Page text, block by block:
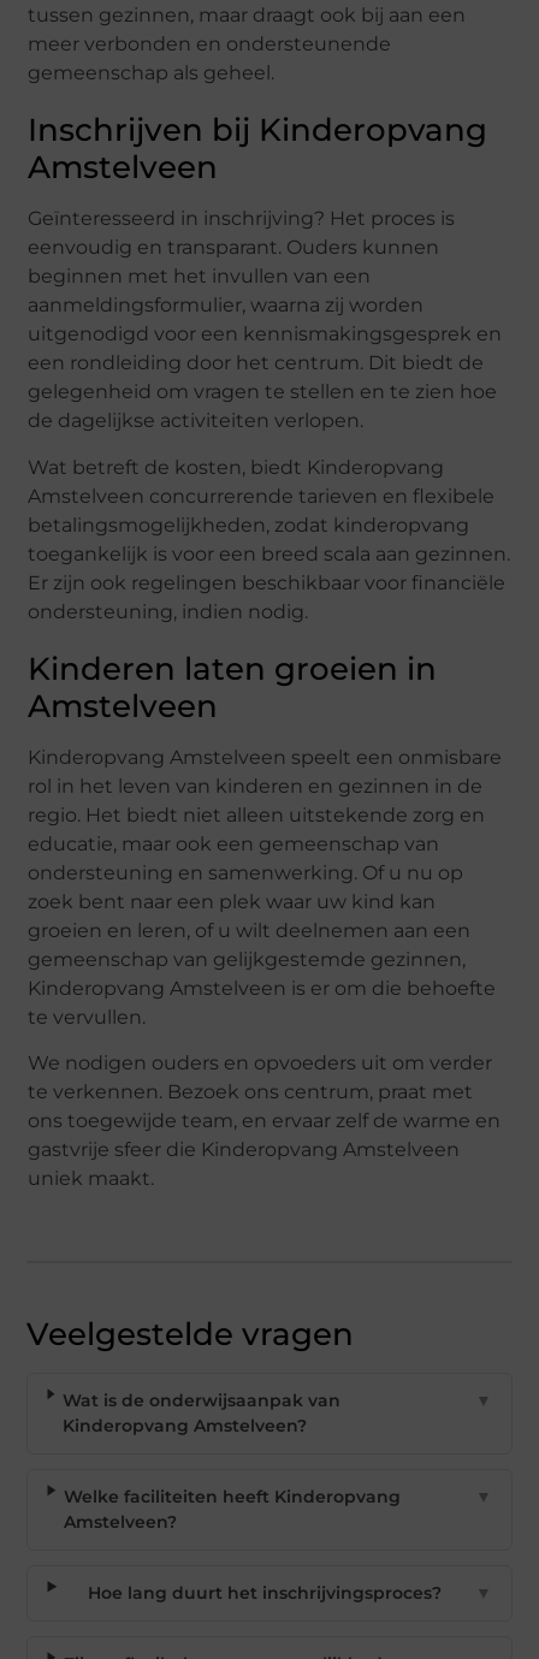
tussen gezinnen, maar draagt ook bij aan een
meer verbonden en ondersteunende
gemeenschap als geheel.
Inschrijven bij Kinderopvang
Amstelveen
Geïnteresseerd in inschrijving? Het proces is
eenvoudig en transparant. Ouders kunnen
beginnen met het invullen van een
aanmeldingsformulier, waarna zij worden
uitgenodigd voor een kennismakingsgesprek en
een rondleiding door het centrum. Dit biedt de
gelegenheid om vragen te stellen en te zien hoe
de dagelijkse activiteiten verlopen.
Wat betreft de kosten, biedt Kinderopvang
Amstelveen concurrerende tarieven en flexibele
betalingsmogelijkheden, zodat kinderopvang
toegankelijk is voor een breed scala aan gezinnen.
Er zijn ook regelingen beschikbaar voor financiële
ondersteuning, indien nodig.
Kinderen laten groeien in
Amstelveen
Kinderopvang Amstelveen speelt een onmisbare
rol in het leven van kinderen en gezinnen in de
regio. Het biedt niet alleen uitstekende zorg en
educatie, maar ook een gemeenschap van
ondersteuning en samenwerking. Of u nu op
zoek bent naar een plek waar uw kind kan
groeien en leren, of u wilt deelnemen aan een
gemeenschap van gelijkgestemde gezinnen,
Kinderopvang Amstelveen is er om die behoefte
te vervullen.
We nodigen ouders en opvoeders uit om verder
te verkennen. Bezoek ons centrum, praat met
ons toegewijde team, en ervaar zelf de warme en
gastvrije sfeer die Kinderopvang Amstelveen
uniek maakt.
Veelgestelde vragen
Wat is de onderwijsaanpak van
Kinderopvang Amstelveen?
▼
Welke faciliteiten heeft Kinderopvang
Amstelveen?
▼
Hoe lang duurt het inschrijvingsproces? ▼